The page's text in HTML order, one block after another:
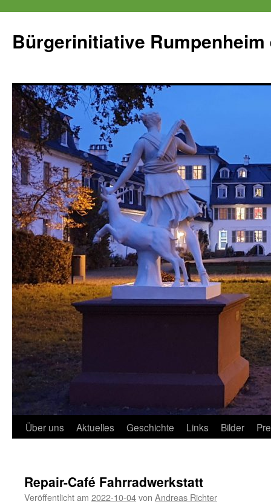
springen
Bürgerinitiative Rumpenheim
Über uns Aktuelles Geschichte Links Bilder
Repair-Café Fahrradwerkstatt
Veröffentlicht am 2022-10-04von Andreas Richter